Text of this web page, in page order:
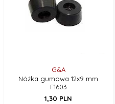
G&A
Nóżka gumowa 12x9 mm
F1603
1,30 PLN